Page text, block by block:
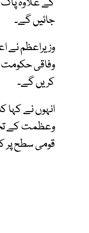
جائیں گے۔
وزیراعظم نے
وفاقی
کریں گے۔
انہوں نے
وعظمت کے
قومی سطح پر